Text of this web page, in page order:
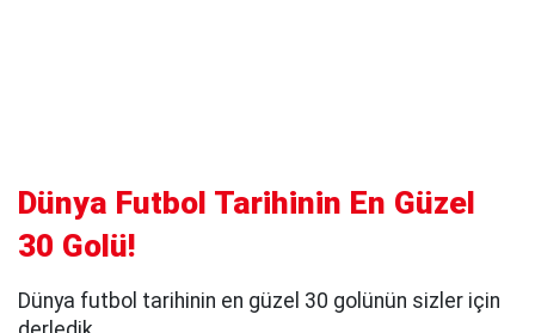
Dünya Futbol Tarihinin En Güzel
30 Golü!
Dünya futbol tarihinin en güzel 30 golünün sizler için